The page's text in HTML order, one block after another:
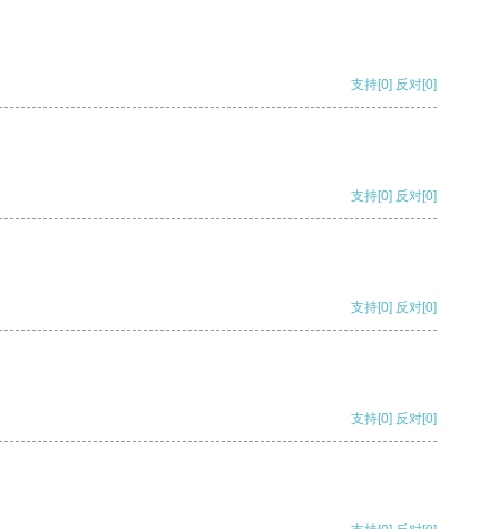
支持[0] 反对[0]
支持[0] 反对[0]
支持[0] 反对[0]
支持[0] 反对[0]